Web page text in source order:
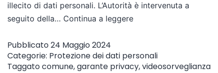
illecito di dati personali. L’Autorità è intervenuta a
seguito della… Continua a leggere
Pubblicato24 Maggio 2024
Categorie: Protezione dei dati personali
Taggatocomune,garante privacy,videosorveglianza